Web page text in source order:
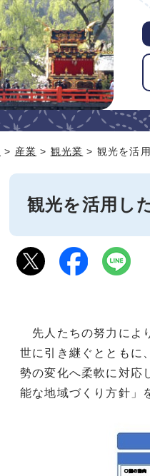
> 産業 > 観光業 > 観光を活
観光を活用し
先人たちの努力によ
世に引き継ぐとともに
勢の変化へ柔軟に対応
能な地域づくり方針」